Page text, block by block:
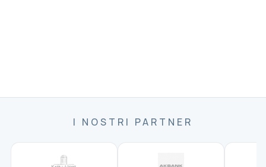
I NOSTRI PARTNER